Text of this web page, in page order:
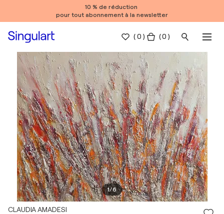
10 % de réduction
pour tout abonnement à la newsletter
(0 ) ( 0 )
1/6
CLAUDIA AMADESI